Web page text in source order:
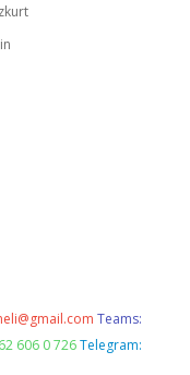
Teams:
606 0 726 Telegram: